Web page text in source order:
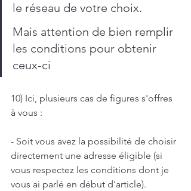
le réseau de votre choix.
Mais attention de bien remplir
les conditions pour obtenir
ceux-ci
10) Ici, plusieurs cas de figures s'offres
à vous :
- Soit vous avez la possibilité de choisir
directement une adresse éligible (si
vous respectez les conditions dont je
vous ai parlé en début d'article).